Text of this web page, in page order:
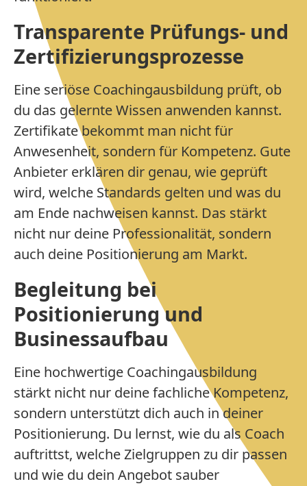
Transparente Prüfungs- und
Zertifizierungsprozesse
Eine seriöse Coachingausbildung prüft, ob
du das gelernte Wissen anwenden kannst.
Zertifikate bekommt man nicht für
Anwesenheit, sondern für Kompetenz. Gute
Anbieter erklären dir genau, wie geprüft
wird, welche Standards gelten und was du
am Ende nachweisen kannst. Das stärkt
nicht nur deine Professionalität, sondern
auch deine Positionierung am Markt.
Begleitung bei
Positionierung und
Businessaufbau
Eine hochwertige Coachingausbildung
stärkt nicht nur deine fachliche Kompetenz,
sondern unterstützt dich auch in deiner
Positionierung. Du lernst, wie du als Coach
auftrittst, welche Zielgruppen zu dir passen
und wie du dein Angebot sauber